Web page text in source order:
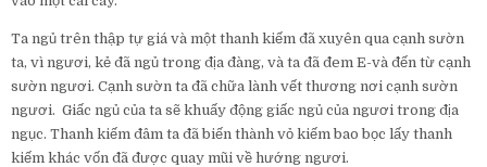
Ta ngủ trên thập tự giá và một thanh kiếm đã xuyên qua cạnh sườn
ta, vì ngươi, kẻ đã ngủ trong địa đàng, và ta đã đem E-và đến từ cạnh
sườn ngươi. Cạnh sườn ta đã chữa lành vết thương nơi cạnh sườn
ngươi. Giấc ngủ của ta sẽ khuấy động giấc ngủ của ngươi trong địa
ngục. Thanh kiếm đâm ta đã biến thành vỏ kiếm bao bọc lấy thanh
kiếm khác vốn đã được quay mũi về hướng ngươi.